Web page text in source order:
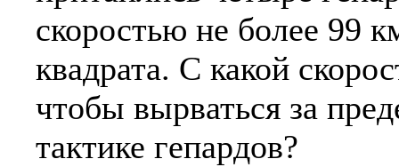
скоростью не более 99
квадрата. С какой
чтобы вырваться за
тактике гепардов?